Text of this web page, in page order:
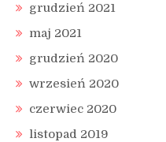
grudzień 2021
maj 2021
grudzień 2020
wrzesień 2020
czerwiec 2020
listopad 2019